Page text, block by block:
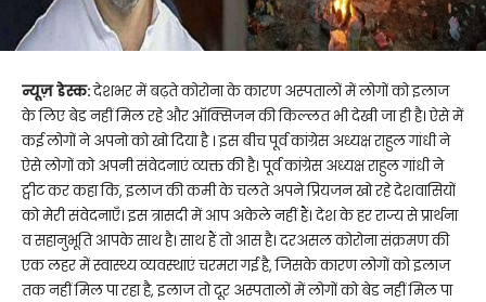
न्यूज़ डेस्क:देशभर में बढ़ते कोरोना के कारण अस्पतालों में लोगों को इलाज
के लिए बेड नहीं मिल रहे और ऑक्सिजन की किल्लत भी देखी जा ही है। ऐसे में
कई लोगों ने अपनो को खो दिया है । इस बीच पूर्व कांग्रेस अध्यक्ष राहुल गांधी ने
ऐसे लोगों को अपनी संवेदनाएं व्यक्त की है। पूर्व कांग्रेस अध्यक्ष राहुल गांधी ने
ट्वीट कर कहा कि, इलाज की कमी के चलते अपने प्रियजन खो रहे देशवासियों
को मेरी संवेदनाएँ। इस त्रासदी में आप अकेले नहीं हैं। देश के हर राज्य से प्रार्थना
व सहानुभूति आपके साथ है। साथ हैं तो आस है। दरअसल कोरोना संक्रमण की
एक लहर में स्वास्थ्य व्यवस्थाएं चरमरा गई है, जिसके कारण लोगों को इलाज
तक नहीं मिल पा रहा है, इलाज तो दूर अस्पतालों में लोगों को बेड नहीं मिल पा